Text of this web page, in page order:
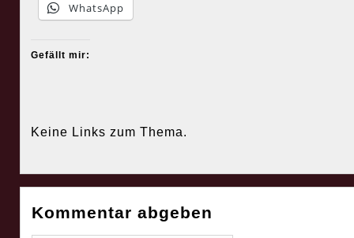
WhatsApp
Gefällt mir:
Keine Links zum Thema.
Kommentar abgeben